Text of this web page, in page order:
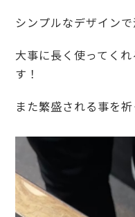
シンプルなデザイン
大事に長く使ってく
す！
また繁盛される事を祈